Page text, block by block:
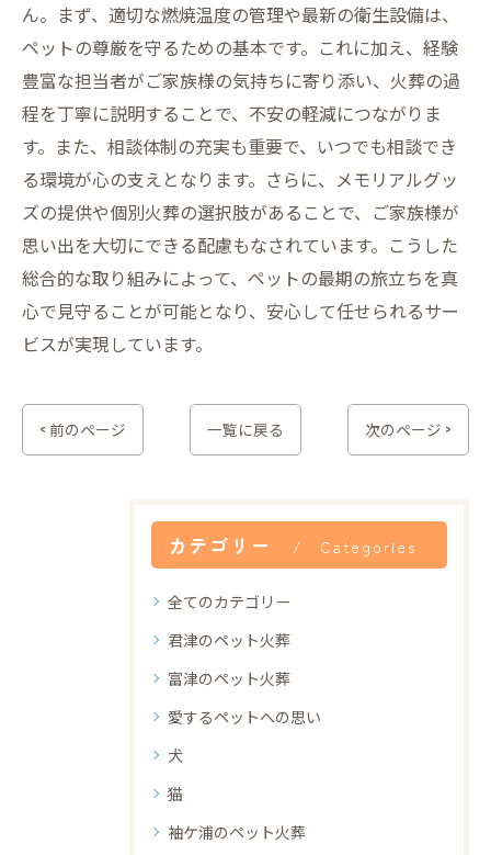
ん。まず、適切な燃焼温度の管理や最新の衛生設備は、
ペットの尊厳を守るための基本です。これに加え、経験
豊富な担当者がご家族様の気持ちに寄り添い、火葬の過
程を丁寧に説明することで、不安の軽減につながりま
す。また、相談体制の充実も重要で、いつでも相談でき
る環境が心の支えとなります。さらに、メモリアルグッ
ズの提供や個別火葬の選択肢があることで、ご家族様が
思い出を大切にできる配慮もなされています。こうした
総合的な取り組みによって、ペットの最期の旅立ちを真
心で見守ることが可能となり、安心して任せられるサー
ビスが実現しています。
< 前のページ 一覧に戻る 次のページ >
カテゴリー Categories
全てのカテゴリー
君津のペット火葬
富津のペット火葬
愛するペットへの思い
犬
猫
袖ケ浦のペット火葬